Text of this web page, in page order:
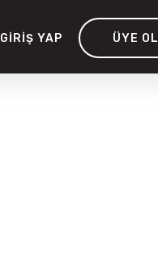
GIRIŞ YAP ÜYE OL